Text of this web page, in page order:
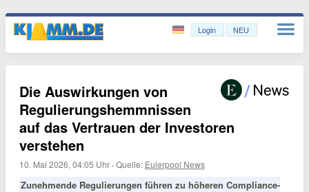
Login NEU
Die Auswirkungen von
Regulierungshemmnissen
auf das Vertrauen der Investoren
verstehen
10. Mai 2026, 04:05 Uhr ·Quelle: Eulerpool News
Zunehmende Regulierungen führen zu höheren Compliance-